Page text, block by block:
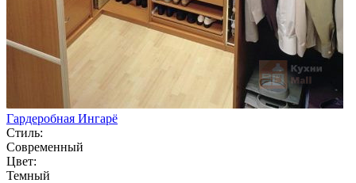
Гардеробная Ингарё
Стиль:
Современный
Цвет:
Темный